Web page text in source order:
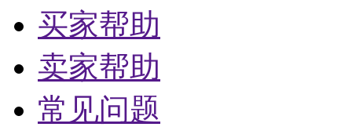
买家帮助
卖家帮助
常见问题